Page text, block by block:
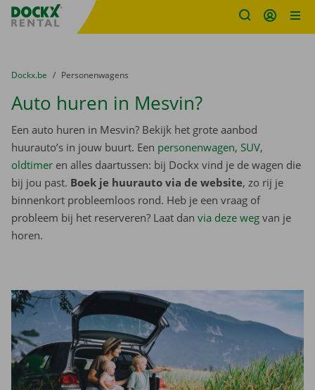
Fratello DEMO
U bevindt zich hier:
van
Dockx.be naar
Personenwagens
Auto huren in Mesvin?
Een auto huren in Mesvin? Bekijk het grote aanbod
huurauto’s in jouw buurt. Een personenwagen, SUV,
oldtimer en alles daartussen: bij Dockx vind je de wagen die
bij jou past. Boek je huurauto via de website, zo rij je
binnenkort probleemloos rond. Heb je een vraag of
probleem bij het reserveren? Laat dan via deze weg van je
horen.